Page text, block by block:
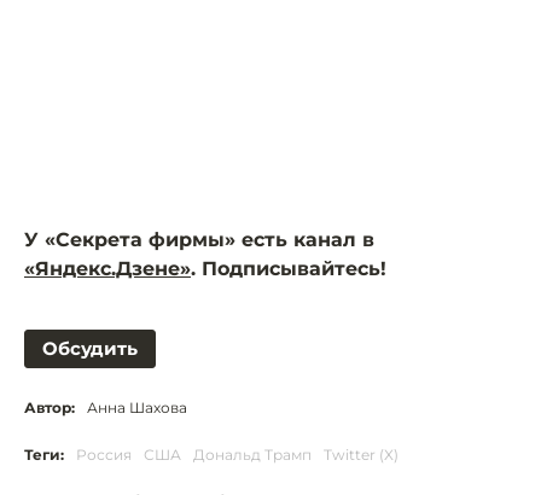
У «Секрета фирмы» есть канал в
«Яндекс.Дзене». Подписывайтесь!
Обсудить
Автор: Анна Шахова
Теги: Россия США Дональд Трамп Twitter (X)